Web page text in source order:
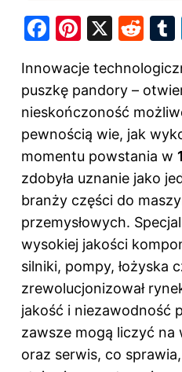
F
c
e
b
o
o
k
Pi
er
e
st
X
R
d
di
t
Innowacje
puszkę pandory –
nieskończoność
pewnością wie, jak
momentu powstania w
zdobyła uznanie jako
branży części do
przemysłowych.
wysokiej jakości
silniki, pompy, łożyska
zrewolucjonizował
jakość i niezawodność
zawsze mogą liczyć
oraz serwis, co